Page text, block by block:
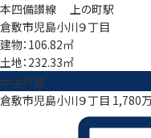
本四備讃線 上の町駅
倉敷市児島小川９丁目
建物：106.82㎡
土地：232.33㎡
中古戸建
倉敷市児島小川９丁目 1,780